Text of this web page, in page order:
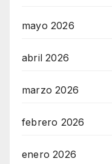
mayo 2026
abril 2026
marzo 2026
febrero 2026
enero 2026